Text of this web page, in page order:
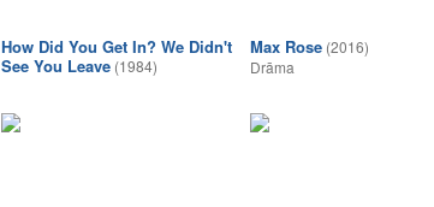
How Did You Get In? We Didn't
See You Leave (1984)
Max Rose (2016)
Drāma